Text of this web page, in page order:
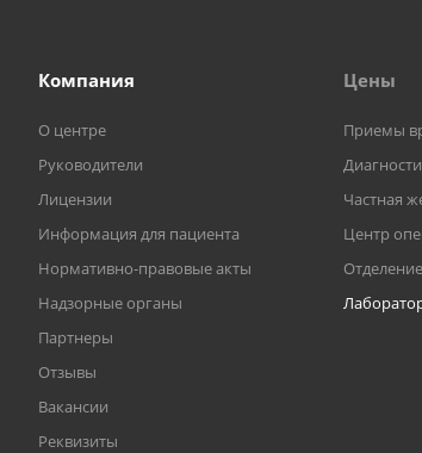
Компания
О центре
Руководители
Лицензии
Информация для пациента
Нормативно-правовые акты
Надзорные органы
Партнеры
Отзывы
Вакансии
Реквизиты
Цены
Приемы
Частная
Центр